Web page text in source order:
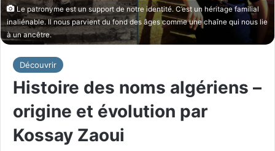
Le patronyme est un support de notre identité. C’est un héritage familial
inaliénable. Il nous parvient du fond des âges comme une chaîne qui nous lie
à un ancêtre.
Découvrir
Histoire des noms algériens –
origine et évolution par
Kossay Zaoui